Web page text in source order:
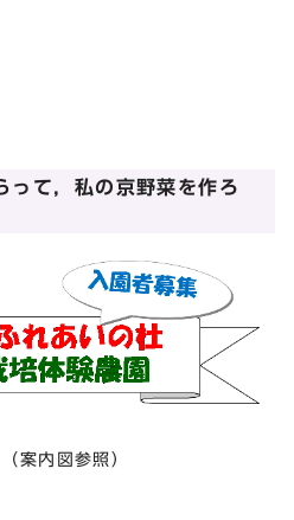
って，私の京野菜を作ろ
案内図参照）